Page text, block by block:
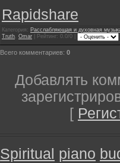
Rapidshare
Категория: Расслабляющая и духовная
Truth, Omar | Рейтинг: 0.0/0 |
Всего комментариев: 0
Добавлять
[
Spiritual piano